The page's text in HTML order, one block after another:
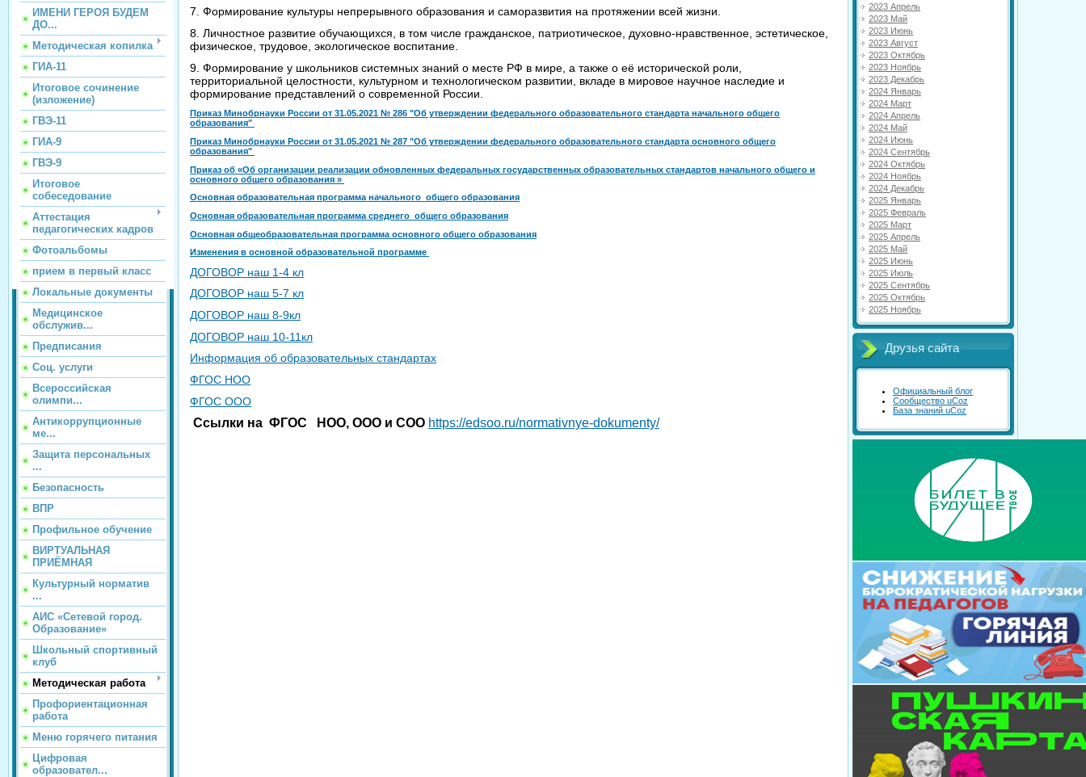
ИМЕНИ ГЕРОЯ БУДЕМ
ДО...
Методическая копилка
ГИА-11
Итоговое сочинение
(изложение)
ГВЭ-11
ГИА-9
ГВЭ-9
Итоговое
собеседование
Аттестация
педагогических кадров
Фотоальбомы
прием в первый класс
Локальные документы
Медицинское
обслужив...
Предписания
Соц. услуги
Всероссийская
олимпи...
Антикоррупционные
ме...
Защита персональных
...
Безопасность
ВПР
Профильное обучение
ВИРТУАЛЬНАЯ
ПРИЁМНАЯ
Культурный норматив
...
АИС «Сетевой город.
Образование»
Школьный спортивный
клуб
Методическая работа
Профориентационная
работа
Меню горячего питания
Цифровая
образовател...
7. Формирование культуры непрерывного образования и саморазвития на протяжении всей жизни.
8. Личностное развитие обучающихся, в том числе гражданское, патриотическое, духовно-нравственное, эстетическое,
физическое, трудовое, экологическое воспитание.
9. Формирование у школьников системных знаний о месте РФ в мире, а также о её исторической роли,
территориальной целостности, культурном и технологическом развитии, вкладе в мировое научное наследие и
формирование представлений о современной России.
Приказ Минобрнауки России от 31.05.2021 № 286 "Об утверждении федерального образовательного стандарта начального общего
образования"
Приказ Минобрнауки России от 31.05.2021 № 287 "Об утверждении федерального образовательного стандарта основного общего
образования"
Приказ об «Об организации реализации обновленных федеральных государственных образовательных стандартов начального общего и
основного общего образования »
Основная образовательная программа начального общего образования
Основная образовательная программа среднего общего образования
Основная общеобразовательная программа основного общего образования
Изменения в основной образовательной программе
ДОГОВОР наш 1-4 кл
ДОГОВОР наш 5-7 кл
ДОГОВОР наш 8-9кл
ДОГОВОР наш 10-11кл
Информация об образовательных стандартах
ФГОС НОО
ФГОС ООО
Ссылки на ФГОС НОО, ООО и СОО https://edsoo.ru/normativnye-dokumenty/
2023 Апрель
2023 Май
2023 Июнь
2023 Август
2023 Октябрь
2023 Ноябрь
2023 Декабрь
2024 Январь
2024 Март
2024 Апрель
2024 Май
2024 Июнь
2024 Сентябрь
2024 Октябрь
2024 Ноябрь
2024 Декабрь
2025 Январь
2025 Февраль
2025 Март
2025 Апрель
2025 Май
2025 Июнь
2025 Июль
2025 Сентябрь
2025 Октябрь
2025 Ноябрь
Друзья сайта
Официальный блог
Сообщество uCoz
База знаний uCoz